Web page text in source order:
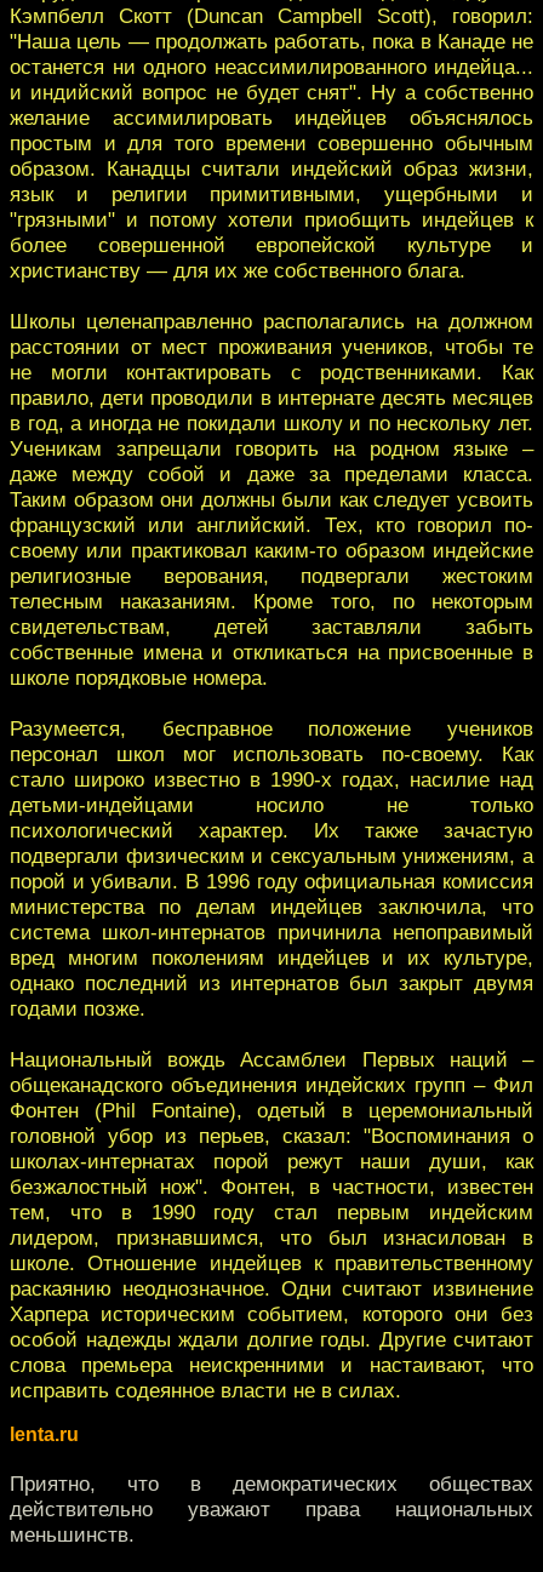
Кэмпбелл Скотт (Duncan Campbell Scott), говорил:
"Наша цель — продолжать работать, пока в Канаде не
останется ни одного неассимилированного индейца...
и индийский вопрос не будет снят". Ну а собственно
желание ассимилировать индейцев объяснялось
простым и для того времени совершенно обычным
образом. Канадцы считали индейский образ жизни,
язык и религии примитивными, ущербными и
"грязными" и потому хотели приобщить индейцев к
более совершенной европейской культуре и
христианству — для их же собственного блага.
Школы целенаправленно располагались на должном
расстоянии от мест проживания учеников, чтобы те
не могли контактировать с родственниками. Как
правило, дети проводили в интернате десять месяцев
в год, а иногда не покидали школу и по нескольку лет.
Ученикам запрещали говорить на родном языке –
даже между собой и даже за пределами класса.
Таким образом они должны были как следует усвоить
французский или английский. Тех, кто говорил по-
своему или практиковал каким-то образом индейские
религиозные верования, подвергали жестоким
телесным наказаниям. Кроме того, по некоторым
свидетельствам, детей заставляли забыть
собственные имена и откликаться на присвоенные в
школе порядковые номера.
Разумеется, бесправное положение учеников
персонал школ мог использовать по-своему. Как
стало широко известно в 1990-х годах, насилие над
детьми-индейцами носило не только
психологический характер. Их также зачастую
подвергали физическим и сексуальным унижениям, а
порой и убивали. В 1996 году официальная комиссия
министерства по делам индейцев заключила, что
система школ-интернатов причинила непоправимый
вред многим поколениям индейцев и их культуре,
однако последний из интернатов был закрыт двумя
годами позже.
Национальный вождь Ассамблеи Первых наций –
общеканадского объединения индейских групп – Фил
Фонтен (Phil Fontaine), одетый в церемониальный
головной убор из перьев, сказал: "Воспоминания о
школах-интернатах порой режут наши души, как
безжалостный нож". Фонтен, в частности, известен
тем, что в 1990 году стал первым индейским
лидером, признавшимся, что был изнасилован в
школе. Отношение индейцев к правительственному
раскаянию неоднозначное. Одни считают извинение
Харпера историческим событием, которого они без
особой надежды ждали долгие годы. Другие считают
слова премьера неискренними и настаивают, что
исправить содеянное власти не в силах.
lenta.ru
Приятно, что в демократических обществах
действительно уважают права национальных
меньшинств.